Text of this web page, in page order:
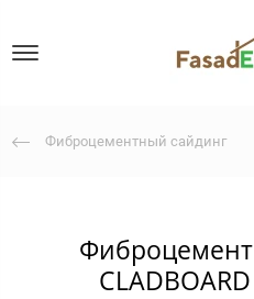
Фиброцементный сайдинг